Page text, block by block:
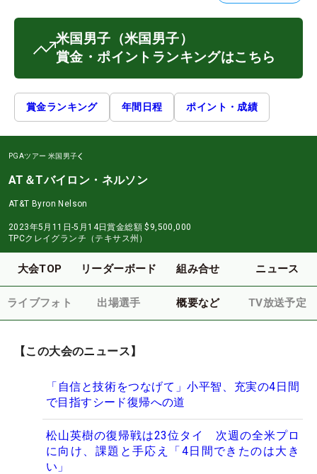
米国男子 （米国男子）
賞金・ポイントランキングはこちら
賞金ランキング 年間日程 ポイント・成績
PGAツアー 米国男子
AT＆Tバイロン・ネルソン
AT&T Byron Nelson
2023年5月11日-5月14日賞金総額 $9,500,000
TPCクレイグランチ（テキサス州）
大会TOP リーダーボード 組み合せ ニュース
ライブフォト 出場選手 概要など TV放送予定
【この大会のニュース】
「自信と技術をつなげて」小平智、充実の4日間
で目指すシード復帰への道
松山英樹の復帰戦は23位タイ 次週の全米プロ
に向け、課題と手応え「4日間できたのは大き
い」